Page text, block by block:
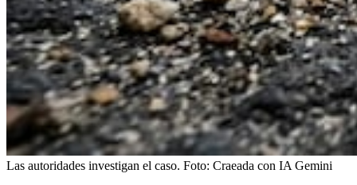
Las autoridades investigan el caso. Foto: Craeada con IA Gemini